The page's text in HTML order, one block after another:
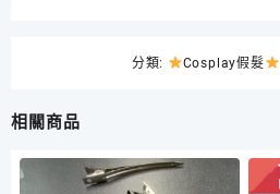
分類: Cosplay假髮
相關商品